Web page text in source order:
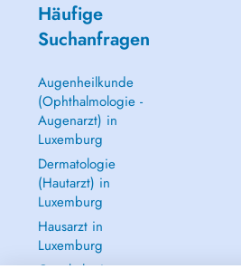
Häufige
Suchanfragen
Augenheilkunde
(Ophthalmologie -
Augenarzt) in
Luxemburg
Dermatologie
(Hautarzt) in
Luxemburg
Hausarzt in
Luxemburg